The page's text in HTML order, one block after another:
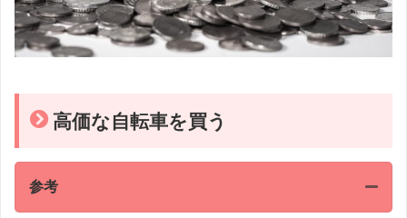
高価な自転車を買う
参考